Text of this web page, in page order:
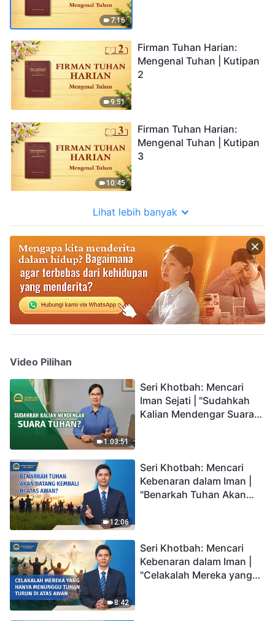
7:16
9:51
Firman Tuhan Harian:
Mengenal Tuhan | Kutipan
2
10:45
Firman Tuhan Harian:
Mengenal Tuhan | Kutipan
3
Lihat lebih banyak
Video Pilihan
1:03:51
Seri Khotbah: Mencari
Iman Sejati | "Sudahkah
Kalian Mendengar Suara
12:06
Seri Khotbah: Mencari
Kebenaran dalam Iman |
"Benarkah Tuhan Akan
8:42
Seri Khotbah: Mencari
Kebenaran dalam Iman |
"Celakalah Mereka yang